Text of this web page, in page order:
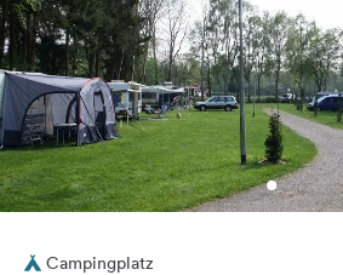
Magazin
Partner
Registrieren
Einloggen
Campingplatz